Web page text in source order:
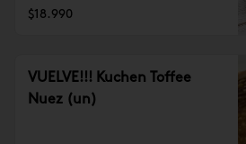
$18.990
VUELVE!!! Kuchen Toffee
Nuez (un)